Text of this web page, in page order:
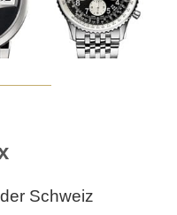
Schweiz